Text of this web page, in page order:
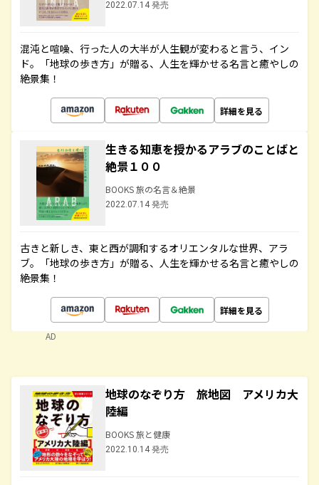
2022.07.14 発売
混沌と喧噪、行った人の大半が人生観が変わると言う、イン
ド。「地球の歩き方」が贈る、人生を輝かせる名言と癒やしの
絶景集！
詳細を見る
生きる知恵を授かるアラブのことばと
絶景１００
BOOKS 旅の名言＆絶景
2022.07.14 発売
古きと新しき、東と西が調和するオリエンタルな世界、アラ
ブ。「地球の歩き方」が贈る、人生を輝かせる名言と癒やしの
絶景集！
詳細を見る
AD
地球のなぞり方 旅地図 アメリカ大
陸編
BOOKS 旅と健康
2022.10.14 発売